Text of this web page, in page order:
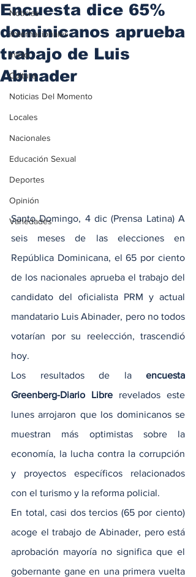
Noticias
iInternacionales
Inicio
Cultura
Noticias Del Momento
Locales
Nacionales
Educación Sexual
Deportes
Opinión
Variedades
Encuesta dice 65%
dominicanos aprueba
trabajo de Luis
Abinader
Santo Domingo, 4 dic (Prensa Latina) A
seis meses de las elecciones en
República Dominicana, el 65 por ciento
de los nacionales aprueba el trabajo del
candidato del oficialista PRM y actual
mandatario Luis Abinader, pero no todos
votarían por su reelección, trascendió
hoy.
Los resultados de la encuesta
Greenberg-Diario Libre revelados este
lunes arrojaron que los dominicanos se
muestran más optimistas sobre la
economía, la lucha contra la corrupción
y proyectos específicos relacionados
con el turismo y la reforma policial.
En total, casi dos tercios (65 por ciento)
acoge el trabajo de Abinader, pero está
aprobación mayoría no significa que el
gobernante gane en una primera vuelta